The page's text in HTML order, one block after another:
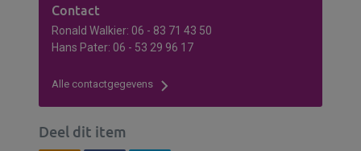
Contact
Ronald Walkier: 06 - 83 71 43 50
Hans Pater: 06 - 53 29 96 17
Alle contactgegevens
Deel dit item